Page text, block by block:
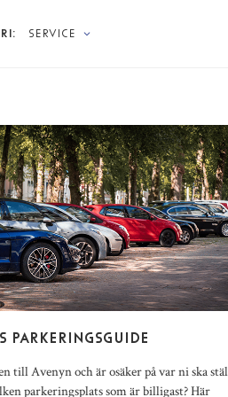
SERVICE
PARKERINGSGUIDE
till Avenyn och är osäker på var ni ska
parkeringsplats som är billigast? Här